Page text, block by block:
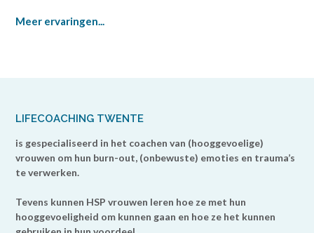
Meer ervaringen...
LIFECOACHING TWENTE
is gespecialiseerd in het coachen van (hooggevoelige)
vrouwen om hun burn-out, (onbewuste) emoties en trauma’s
te verwerken.
Tevens kunnen HSP vrouwen leren hoe ze met hun
hooggevoeligheid om kunnen gaan en hoe ze het kunnen